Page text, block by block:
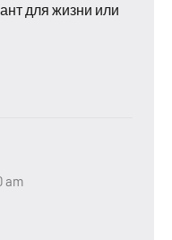
для жизни или
am